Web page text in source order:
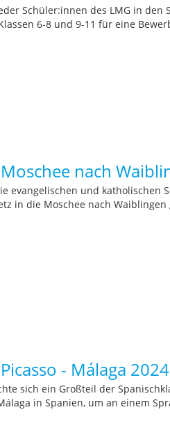
Schüler:innen des LMG in den
6-8 und 9-11 für eine
nach
evangelischen und katholischen
in die Moschee nach Waiblingen
- Málaga 2024
sich ein Großteil der
in Spanien, um an einem